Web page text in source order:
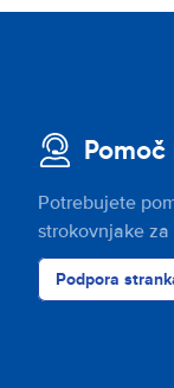
Potrebujete
strokovnjake za
Podpora